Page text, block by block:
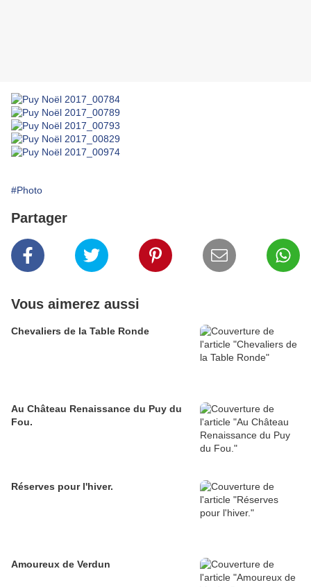
#Photo
Partager
Vous aimerez aussi
Chevaliers de la Table Ronde
Au Château Renaissance du Puy du
Fou.
Réserves pour l'hiver.
Amoureux de Verdun